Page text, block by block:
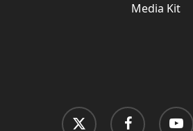
Media Kit
x-
facebook youtube